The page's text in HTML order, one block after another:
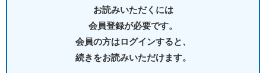
お読みいただくには
会員登録が必要です。
会員の方はログインすると、
続きをお読みいただけます。